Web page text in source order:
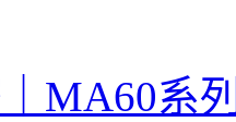
MA60系